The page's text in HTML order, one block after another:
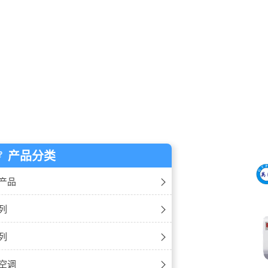
产品分类
品
湿机
湿机
湿机
机
器
调